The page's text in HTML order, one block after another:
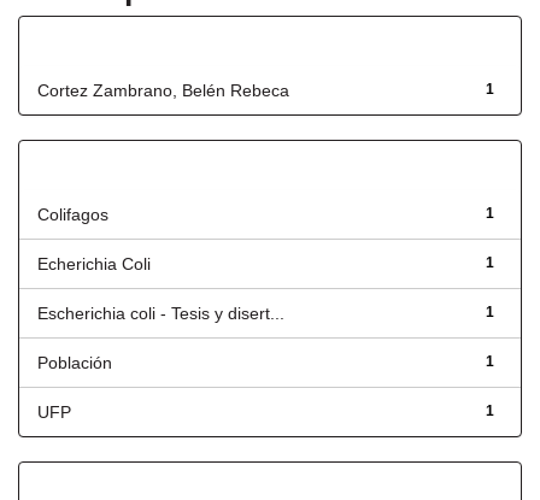
1
Cortez Zambrano, Belén Rebeca
1
Colifagos
1
Echerichia Coli
1
Escherichia coli - Tesis y disert...
1
Población
1
UFP